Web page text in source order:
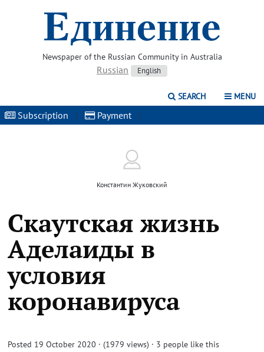
Newspaper of the Russian Community in Australia
Russian English
SEARCH MENU
Subscription | Payment |
Константин Жуковский
Скаутская жизнь
Аделаиды в
условия
коронавируса
Posted 19 October 2020 · (1979 views) · 3 people like this